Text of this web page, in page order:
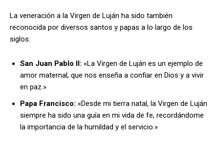
La veneración a la Virgen de Luján ha sido también
reconocida por diversos santos y papas a lo largo de los
siglos:
San Juan Pablo II: «La Virgen de Luján es un ejemplo de
amor maternal, que nos enseña a confiar en Dios y a vivir
en paz.»
Papa Francisco: «Desde mi tierra natal, la Virgen de Luján
siempre ha sido una guía en mi vida de fe, recordándome
la importancia de la humildad y el servicio.»